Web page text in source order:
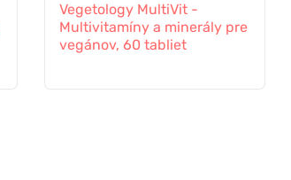
Vegetology MultiVit -
Multivitamíny a minerály pre
vegánov, 60 tabliet